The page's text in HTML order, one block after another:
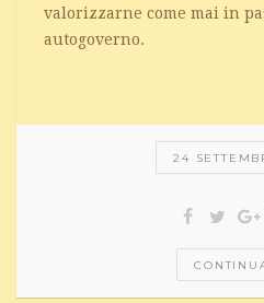
valorizzarne come mai in
autogoverno.
24